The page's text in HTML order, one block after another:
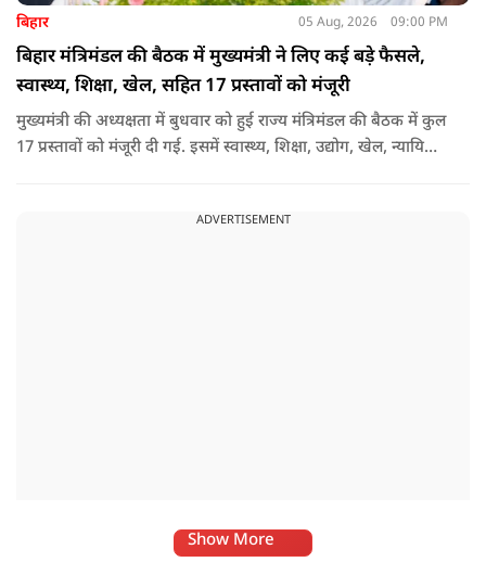
बिहार 05 Aug, 2026 09:00 PM
बिहार मंत्रिमंडल की बैठक में मुख्यमंत्री ने लिए कई बड़े फैसले,
स्वास्थ्य, शिक्षा, खेल, सहित 17 प्रस्तावों को मंजूरी
मुख्यमंत्री की अध्यक्षता में बुधवार को हुई राज्य मंत्रिमंडल की बैठक में कुल
17 प्रस्तावों को मंजूरी दी गई. इसमें स्वास्थ्य, शिक्षा, उद्योग, खेल, न्यायिक
ADVERTISEMENT
Show More